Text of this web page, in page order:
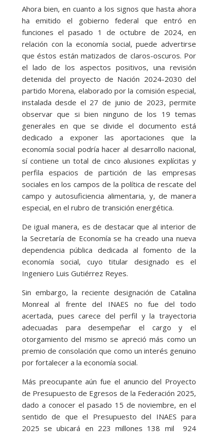
Ahora bien, en cuanto a los signos que hasta ahora
ha emitido el gobierno federal que entró en
funciones el pasado 1 de octubre de 2024, en
relación con la economía social, puede advertirse
que éstos están matizados de claros-oscuros. Por
el lado de los aspectos positivos, una revisión
detenida del proyecto de Nación 2024-2030 del
partido Morena, elaborado por la comisión especial,
instalada desde el 27 de junio de 2023, permite
observar que si bien ninguno de los 19 temas
generales en que se divide el documento está
dedicado a exponer las aportaciones que la
economía social podría hacer al desarrollo nacional,
sí contiene un total de cinco alusiones explícitas y
perfila espacios de partición de las empresas
sociales en los campos de la política de rescate del
campo y autosuficiencia alimentaria, y, de manera
especial, en el rubro de transición energética.
De igual manera, es de destacar que al interior de
la Secretaría de Economía se ha creado una nueva
dependencia pública dedicada al fomento de la
economía social, cuyo titular designado es el
Ingeniero Luis Gutiérrez Reyes.
Sin embargo, la reciente designación de Catalina
Monreal al frente del INAES no fue del todo
acertada, pues carece del perfil y la trayectoria
adecuadas para desempeñar el cargo y el
otorgamiento del mismo se apreció más como un
premio de consolación que como un interés genuino
por fortalecer a la economía social.
Más preocupante aún fue el anuncio del Proyecto
de Presupuesto de Egresos de la Federación 2025,
dado a conocer el pasado 15 de noviembre, en el
sentido de que el Presupuesto del INAES para
2025 se ubicará en 223 millones 138 mil 924